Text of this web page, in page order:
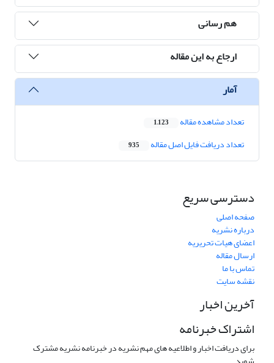
هم رسانی
ارجاع به این مقاله
آمار
تعداد مشاهده مقاله 1,123
تعداد دریافت فایل اصل مقاله 935
دسترسی سریع
صفحه اصلی
درباره نشریه
اعضای هیات تحریریه
ارسال مقاله
تماس با ما
نقشه سایت
آخرین اخبار
اشتراک خبرنامه
برای دریافت اخبار و اطلاعیه های مهم نشریه در خبرنامه نشریه مشترک